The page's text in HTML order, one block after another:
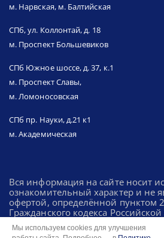
м. Нарвская, м. Балтийская
СПб, ул. Коллонтай, д. 18
м. Проспект Большевиков
СПб Южное шоссе, д. 37, к.1
м. Проспект Славы,
м. Ломоносовская
СПб пр. Науки, д.21 к1
м. Академическая
Вся информация на сайте носит
ознакомительный характер и не
офертой, определённой пунктом
Гражданского кодекса
Мы используем cookies для улучшения